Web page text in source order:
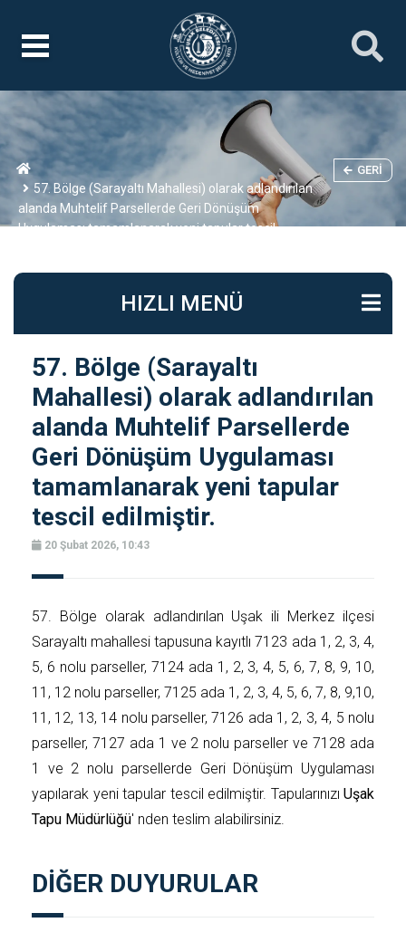
57. Bölge (Sarayaltı Mahallesi) olarak adlandırılan
alanda Muhtelif Parsellerde Geri Dönüşüm
Uygulaması tamamlanarak yeni tapular tescil
GERI
HIZLI MENÜ
57. Bölge (Sarayaltı
Mahallesi) olarak adlandırılan
alanda Muhtelif Parsellerde
Geri Dönüşüm Uygulaması
tamamlanarak yeni tapular
tescil edilmiştir.
20 Şubat 2026, 10:43
57. Bölge olarak adlandırılan Uşak ili Merkez ilçesi
Sarayaltı mahallesi tapusuna kayıtlı 7123 ada 1, 2, 3, 4,
5, 6 nolu parseller, 7124 ada 1, 2, 3, 4, 5, 6, 7, 8, 9, 10,
11, 12 nolu parseller, 7125 ada 1, 2, 3, 4, 5, 6, 7, 8, 9,10,
11, 12, 13, 14 nolu parseller, 7126 ada 1, 2, 3, 4, 5 nolu
parseller, 7127 ada 1 ve 2 nolu parseller ve 7128 ada
1 ve 2 nolu parsellerde Geri Dönüşüm Uygulaması
yapılarak yeni tapular tescil edilmiştir. Tapularınızı Uşak
Tapu Müdürlüğü' nden teslim alabilirsiniz.
DİĞER DUYURULAR